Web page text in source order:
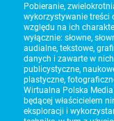
Pobieranie,
wykorzystywanie treści
względu na ich
wyłącznie: słowne,
audialne, tekstowe,
danych i zawarte w
publicystyczne,
plastyczne,
Wirtualna Polska
będącej właścicielem
eksploracji i